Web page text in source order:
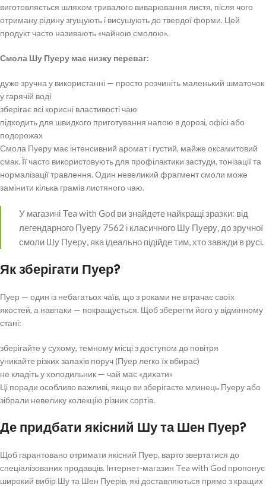
виготовляється шляхом тривалого виварювання листя, після чого
отриману рідину згущують і висушують до твердої форми. Цей
продукт часто називають «чайною смолою».
Смола Шу Пуеру має низку переваг:
дуже зручна у використанні — просто розчиніть маленький шматочок
у гарячій воді
зберігає всі корисні властивості чаю
підходить для швидкого приготування напою в дорозі, офісі або
подорожах
Смола Пуеру має інтенсивний аромат і густий, майже оксамитовий
смак. Її часто використовують для профілактики застуди, тонізації та
нормалізації травлення. Один невеликий фрагмент смоли може
замінити кілька грамів листяного чаю.
У магазині Tea with God ви знайдете найкращі зразки: від
легендарного Пуеру 7562 і класичного Шу Пуеру, до зручної
смоли Шу Пуеру, яка ідеально підійде тим, хто завжди в русі.
Як зберігати Пуер?
Пуер — один із небагатьох чаїв, що з роками не втрачає своїх
якостей, а навпаки — покращується. Щоб зберегти його у відмінному
стані:
зберігайте у сухому, темному місці з доступом до повітря
уникайте різких запахів поруч (Пуер легко їх вбирає)
не кладіть у холодильник — чай має «дихати»
Ці поради особливо важливі, якщо ви зберігаєте млинець Пуеру або
зібрали невелику колекцію різних сортів.
Де придбати якісний Шу та Шен Пуер?
Щоб гарантовано отримати якісний Пуер, варто звертатися до
спеціалізованих продавців. Інтернет-магазин Tea with God пропонує
широкий вибір Шу та Шен Пуерів, які доставляються прямо з кращих